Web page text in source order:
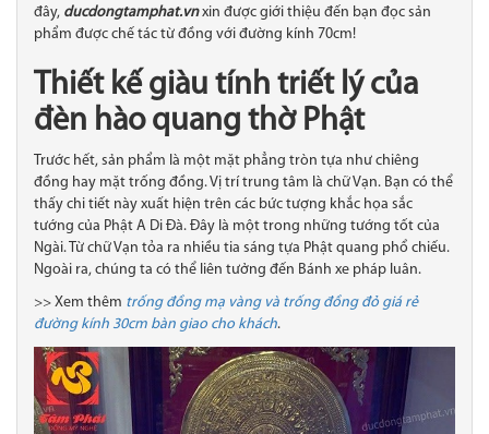
đây, ducdongtamphat.vnxin được giới thiệu đến bạn đọc sản
phẩm được chế tác từ đồng với đường kính 70cm!
Thiết kế giàu tính triết lý của
đèn hào quang thờ Phật
Trước hết, sản phẩm là một mặt phẳng tròn tựa như chiêng
đồng hay mặt trống đồng. Vị trí trung tâm là chữ Vạn. Bạn có thể
thấy chi tiết này xuất hiện trên các bức tượng khắc họa sắc
tướng của Phật A Di Đà. Đây là một trong những tướng tốt của
Ngài. Từ chữ Vạn tỏa ra nhiều tia sáng tựa Phật quang phổ chiếu.
Ngoài ra, chúng ta có thể liên tưởng đến Bánh xe pháp luân.
>> Xem thêm trống đồng mạ vàng và trống đồng đỏ giá rẻ
đường kính 30cm bàn giao cho khách.